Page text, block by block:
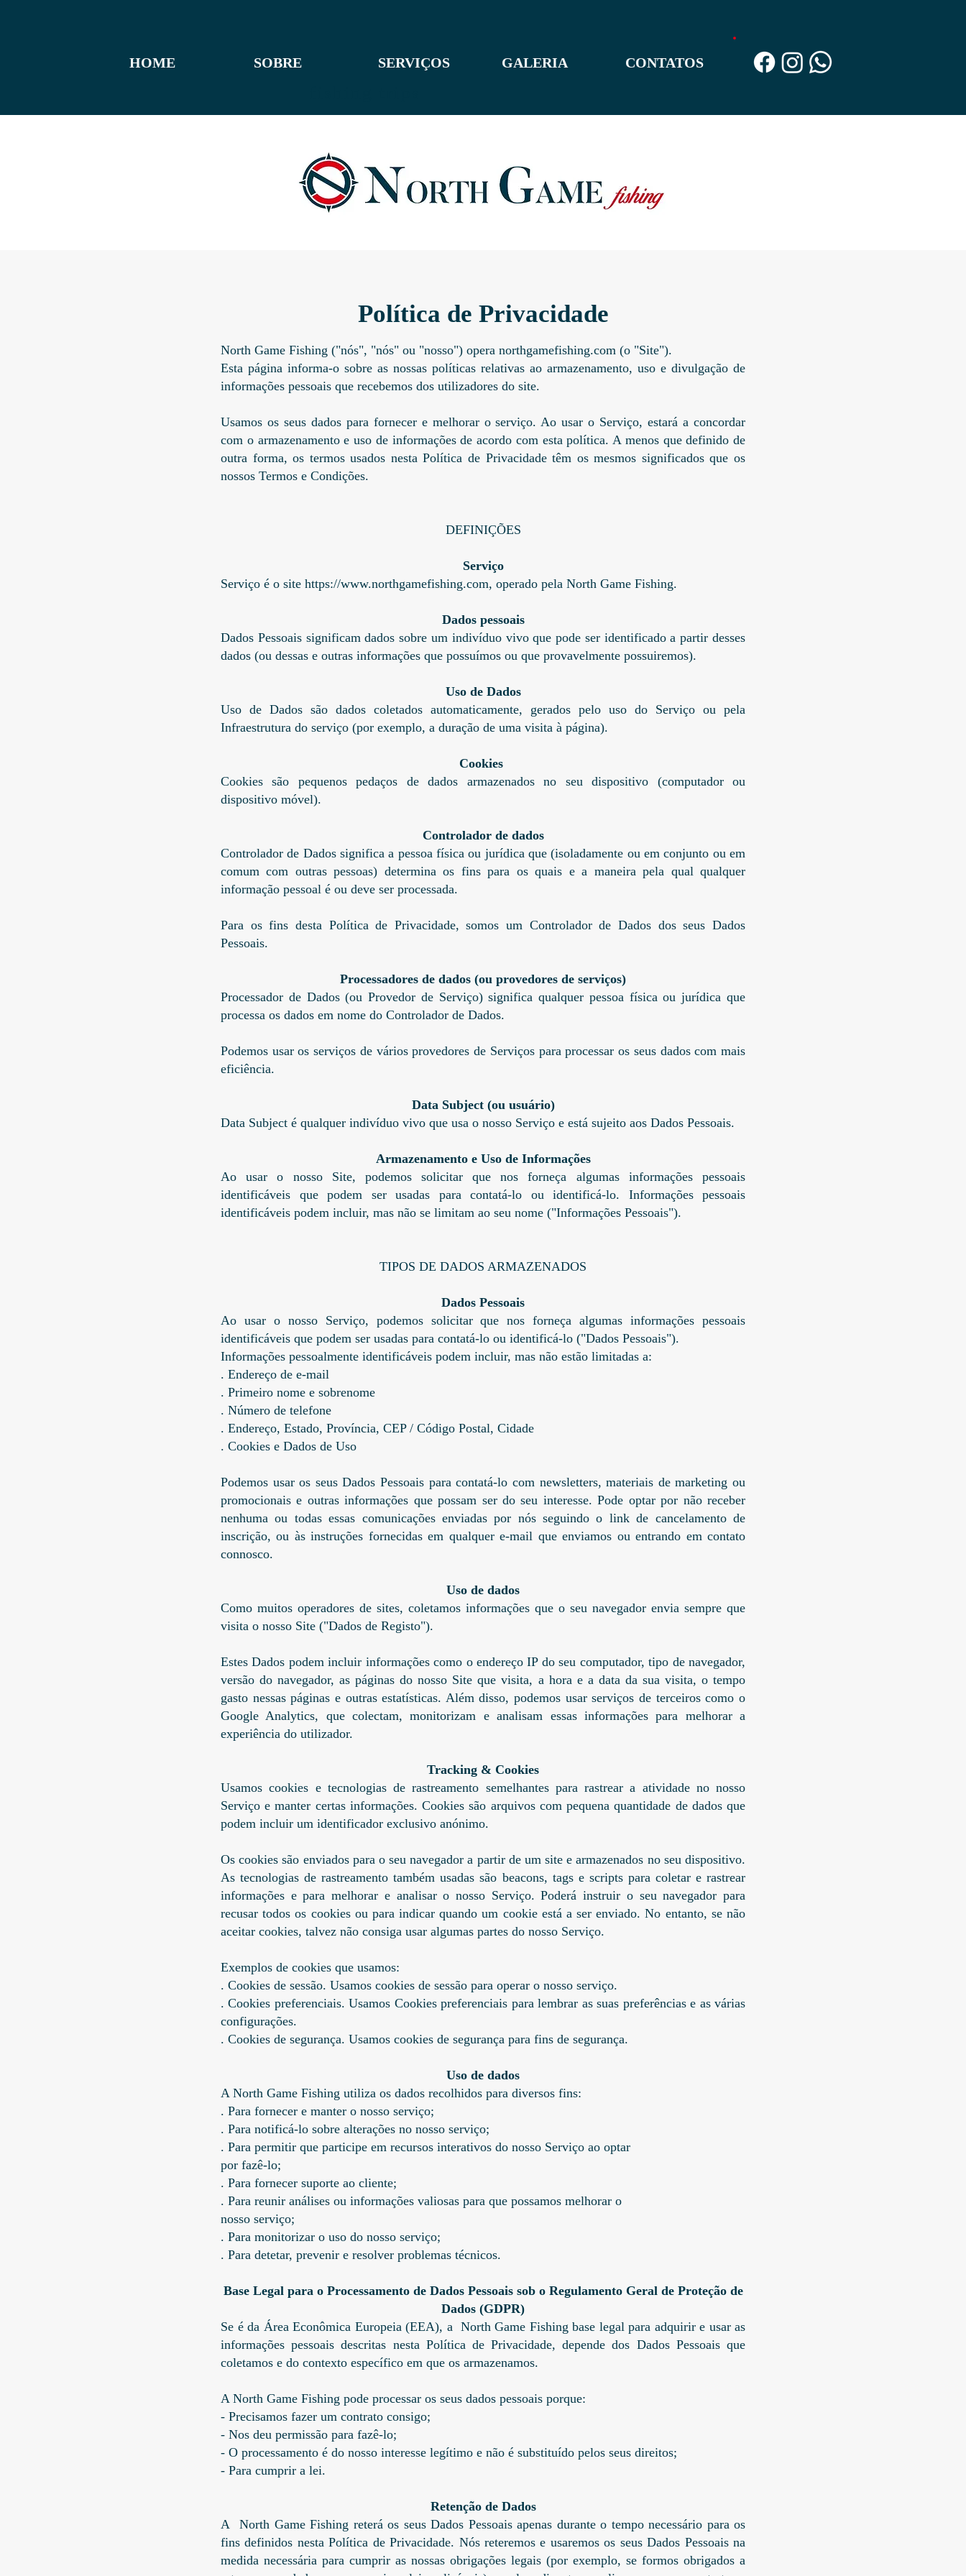
HOME SOBRE SERVIÇOS GALERIA CONTATOS
Política de Privacidade
North Game Fishing ("nós", "nós" ou "nosso") opera northgamefishing.com (o "Site").
Esta página informa-o sobre as nossas políticas relativas ao armazenamento, uso e divulgação de
informações pessoais que recebemos dos utilizadores do site.
Usamos os seus dados para fornecer e melhorar o serviço. Ao usar o Serviço, estará a concordar
com o armazenamento e uso de informações de acordo com esta política. A menos que definido de
outra forma, os termos usados nesta Política de Privacidade têm os mesmos significados que os
nossos Termos e Condições.
DEFINIÇÕES
Serviço
Serviço é o site https://www.northgamefishing.com, operado pela North Game Fishing.
Dados pessoais
Dados Pessoais significam dados sobre um indivíduo vivo que pode ser identificado a partir desses
dados (ou dessas e outras informações que possuímos ou que provavelmente possuiremos).
Uso de Dados
Uso de Dados são dados coletados automaticamente, gerados pelo uso do Serviço ou pela
Infraestrutura do serviço (por exemplo, a duração de uma visita à página).
Cookies
Cookies são pequenos pedaços de dados armazenados no seu dispositivo (computador ou
dispositivo móvel).
Controlador de dados
Controlador de Dados significa a pessoa física ou jurídica que (isoladamente ou em conjunto ou em
comum com outras pessoas) determina os fins para os quais e a maneira pela qual qualquer
informação pessoal é ou deve ser processada.
Para os fins desta Política de Privacidade, somos um Controlador de Dados dos seus Dados
Pessoais.
Processadores de dados (ou provedores de serviços)
Processador de Dados (ou Provedor de Serviço) significa qualquer pessoa física ou jurídica que
processa os dados em nome do Controlador de Dados.
Podemos usar os serviços de vários provedores de Serviços para processar os seus dados com mais
eficiência.
Data Subject (ou usuário)
Data Subject é qualquer indivíduo vivo que usa o nosso Serviço e está sujeito aos Dados Pessoais.
Armazenamento e Uso de Informações
Ao usar o nosso Site, podemos solicitar que nos forneça algumas informações pessoais
identificáveis que podem ser usadas para contatá-lo ou identificá-lo. Informações pessoais
identificáveis podem incluir, mas não se limitam ao seu nome ("Informações Pessoais").
TIPOS DE DADOS ARMAZENADOS
Dados Pessoais
Ao usar o nosso Serviço, podemos solicitar que nos forneça algumas informações pessoais
identificáveis que podem ser usadas para contatá-lo ou identificá-lo ("Dados Pessoais").
Informações pessoalmente identificáveis podem incluir, mas não estão limitadas a:
. Endereço de e-mail
. Primeiro nome e sobrenome
. Número de telefone
. Endereço, Estado, Província, CEP / Código Postal, Cidade
. Cookies e Dados de Uso
Podemos usar os seus Dados Pessoais para contatá-lo com newsletters, materiais de marketing ou
promocionais e outras informações que possam ser do seu interesse. Pode optar por não receber
nenhuma ou todas essas comunicações enviadas por nós seguindo o link de cancelamento de
inscrição, ou às instruções fornecidas em qualquer e-mail que enviamos ou entrando em contato
connosco.
Uso de dados
Como muitos operadores de sites, coletamos informações que o seu navegador envia sempre que
visita o nosso Site ("Dados de Registo").
Estes Dados podem incluir informações como o endereço IP do seu computador, tipo de navegador,
versão do navegador, as páginas do nosso Site que visita, a hora e a data da sua visita, o tempo
gasto nessas páginas e outras estatísticas. Além disso, podemos usar serviços de terceiros como o
Google Analytics, que colectam, monitorizam e analisam essas informações para melhorar a
experiência do utilizador.
Tracking & Cookies
Usamos cookies e tecnologias de rastreamento semelhantes para rastrear a atividade no nosso
Serviço e manter certas informações. Cookies são arquivos com pequena quantidade de dados que
podem incluir um identificador exclusivo anónimo.
Os cookies são enviados para o seu navegador a partir de um site e armazenados no seu dispositivo.
As tecnologias de rastreamento também usadas são beacons, tags e scripts para coletar e rastrear
informações e para melhorar e analisar o nosso Serviço. Poderá instruir o seu navegador para
recusar todos os cookies ou para indicar quando um cookie está a ser enviado. No entanto, se não
aceitar cookies, talvez não consiga usar algumas partes do nosso Serviço.
Exemplos de cookies que usamos:
. Cookies de sessão. Usamos cookies de sessão para operar o nosso serviço.
. Cookies preferenciais. Usamos Cookies preferenciais para lembrar as suas preferências e as várias
configurações.
. Cookies de segurança. Usamos cookies de segurança para fins de segurança.
Uso de dados
A North Game Fishing utiliza os dados recolhidos para diversos fins:
. Para fornecer e manter o nosso serviço;
. Para notificá-lo sobre alterações no nosso serviço;
. Para permitir que participe em recursos interativos do nosso Serviço ao optar
por fazê-lo;
. Para fornecer suporte ao cliente;
. Para reunir análises ou informações valiosas para que possamos melhorar o
nosso serviço;
. Para monitorizar o uso do nosso serviço;
. Para detetar, prevenir e resolver problemas técnicos.
Base Legal para o Processamento de Dados Pessoais sob o Regulamento Geral de Proteção de
Dados (GDPR)
Se é da Área Econômica Europeia (EEA), a North Game Fishing base legal para adquirir e usar as
informações pessoais descritas nesta Política de Privacidade, depende dos Dados Pessoais que
coletamos e do contexto específico em que os armazenamos.
A North Game Fishing pode processar os seus dados pessoais porque:
- Precisamos fazer um contrato consigo;
- Nos deu permissão para fazê-lo;
- O processamento é do nosso interesse legítimo e não é substituído pelos seus direitos;
- Para cumprir a lei.
Retenção de Dados
A North Game Fishing reterá os seus Dados Pessoais apenas durante o tempo necessário para os
fins definidos nesta Política de Privacidade. Nós reteremos e usaremos os seus Dados Pessoais na
medida necessária para cumprir as nossas obrigações legais (por exemplo, se formos obrigados a